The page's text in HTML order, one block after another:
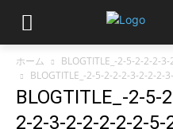
ホーム
BLOGTITLE_-2-5-2-2-2-
BLOGTITLE_-2-5-2-2-2-3-2-2-
BLOGTITLE_-2-
2-2-3-2-2-2-2-2-5-